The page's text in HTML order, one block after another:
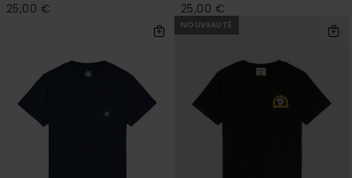
25,00 € 25,00 €
NOUVEAUTÉ